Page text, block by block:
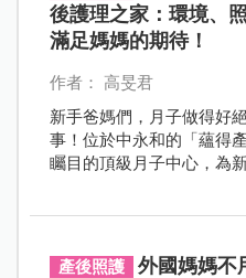
後護理之家：環境、
滿足媽媽的期待！
作者： 高旻君
新手爸媽們，月子做得好
事！位於中永和的「蘊得
矚目的頂級月子中心，為
產後照護
外國媽媽不